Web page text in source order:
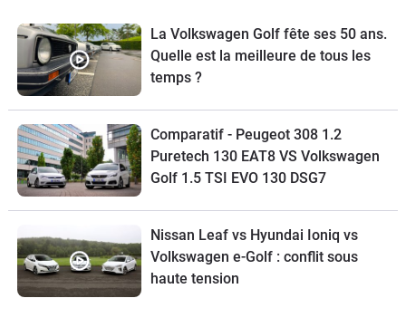
La Volkswagen Golf fête ses 50 ans.
Quelle est la meilleure de tous les
temps ?
Comparatif - Peugeot 308 1.2
Puretech 130 EAT8 VS Volkswagen
Golf 1.5 TSI EVO 130 DSG7
Nissan Leaf vs Hyundai Ioniq vs
Volkswagen e-Golf : conflit sous
haute tension